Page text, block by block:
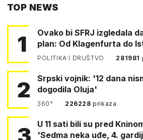
TOP NEWS
1
Ovako bi SFRJ izgledala
plan: Od Klagenfurta do
POLITIKA I DRUŠTVO 281981
2
Srpski vojnik: '12 dana
dogodila Oluja'
360° 226228prikaza
U 11 sati bili su pred Kninom. Gotovina:
'Sedma neka uđe, 4.